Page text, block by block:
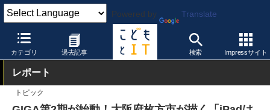
Powered by Translate
カテゴリ 過去記事 検索 Impressサイト
こどもとIT トピック 小中GIGA
レポート
トピック